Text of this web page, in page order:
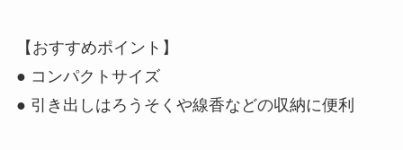
【おすすめポイント】
● コンパクトサイズ
● 引き出しはろうそくや線香などの収納に便利